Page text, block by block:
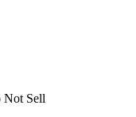
Not Sell